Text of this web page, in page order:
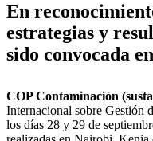
En
estrategias y
sido convocada
COP Contaminación
Internacional sobre Gestión
los días 28 y 29 de